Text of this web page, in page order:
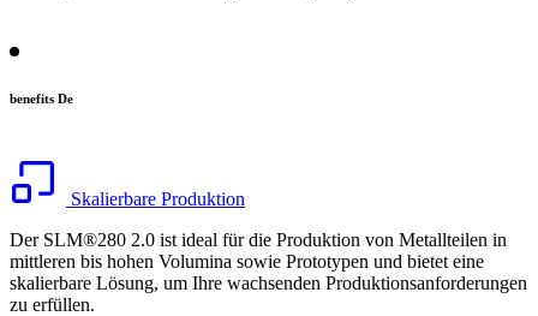
benefits De
Skalierbare Produktion
Der SLM®280 2.0 ist ideal für die Produktion von Metallteilen in
mittleren bis hohen Volumina sowie Prototypen und bietet eine
skalierbare Lösung, um Ihre wachsenden Produktionsanforderungen
zu erfüllen.